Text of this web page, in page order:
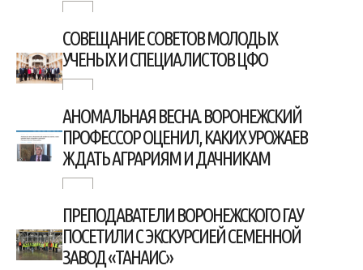
СОВЕЩАНИЕ СОВЕТОВ МОЛОДЫХ
УЧЕНЫХ И СПЕЦИАЛИСТОВ ЦФО
АНОМАЛЬНАЯ ВЕСНА. ВОРОНЕЖСКИЙ
ПРОФЕССОР ОЦЕНИЛ, КАКИХ УРОЖАЕВ
ЖДАТЬ АГРАРИЯМ И ДАЧНИКАМ
ПРЕПОДАВАТЕЛИ ВОРОНЕЖСКОГО ГАУ
ПОСЕТИЛИ С ЭКСКУРСИЕЙ СЕМЕННОЙ
ЗАВОД «ТАНАИС»